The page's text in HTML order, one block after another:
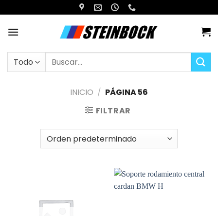
al
contenido
Buscar
INICIO / PÁGINA 56
FILTRAR